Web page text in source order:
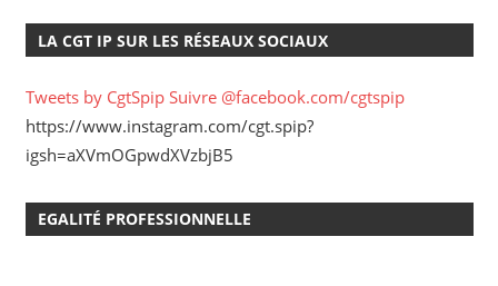
LA CGT IP SUR LES RÉSEAUX SOCIAUX
Tweets by CgtSpip Suivre @facebook.com/cgtspip
https://www.instagram.com/cgt.spip?
igsh=aXVmOGpwdXVzbjB5
EGALITÉ PROFESSIONNELLE